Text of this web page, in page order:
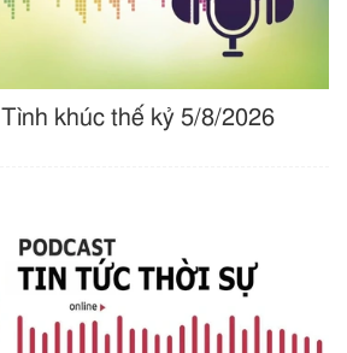
Tình khúc thế kỷ 5/8/2026